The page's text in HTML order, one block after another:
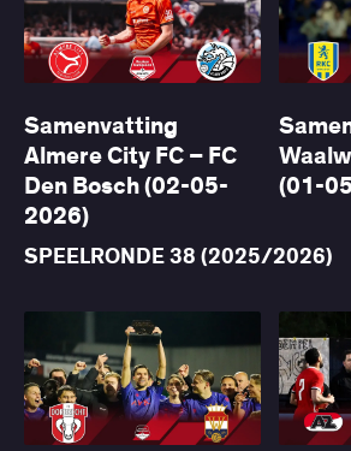
Samenvatting
Almere City FC – FC
Den Bosch (02-05-
2026)
(01-
SPEELRONDE 38 (2025/2026)